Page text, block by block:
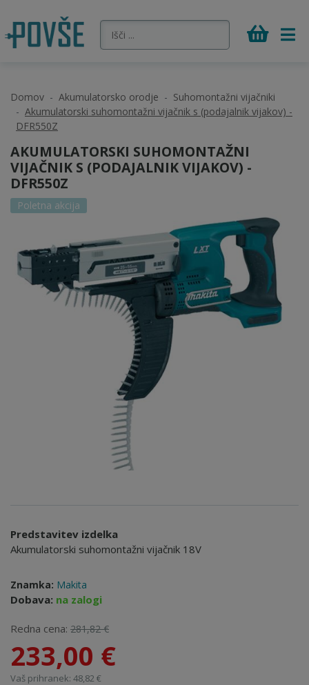
Domov Akumulatorsko orodje
Suhomontažni vijačniki
Akumulatorski suhomontažni vijačnik s (podajalnik vijakov) -
DFR550Z
AKUMULATORSKI SUHOMONTAŽNI
VIJAČNIK S (PODAJALNIK VIJAKOV) -
DFR550Z
Poletna akcija
Predstavitev izdelka
Akumulatorski suhomontažni vijačnik 18V
Znamka: Makita
Dobava: na zalogi
Redna cena: 281,82 €
233,00 €
Vaš prihranek: 48,82 €